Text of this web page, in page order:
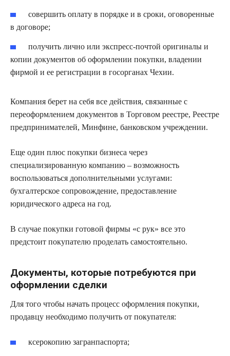
совершить оплату в порядке и в сроки, оговоренные
в договоре;
получить лично или экспресс-почтой оригиналы и
копии документов об оформлении покупки, владении
фирмой и ее регистрации в госорганах Чехии.
Компания берет на себя все действия, связанные с
переоформлением документов в Торговом реестре, Реестре
предпринимателей, Минфине, банковском учреждении.
Еще один плюс покупки бизнеса через
специализированную компанию – возможность
воспользоваться дополнительными услугами:
бухгалтерское сопровождение, предоставление
юридического адреса на год.
В случае покупки готовой фирмы «с рук» все это
предстоит покупателю проделать самостоятельно.
Документы, которые потребуются при
оформлении сделки
Для того чтобы начать процесс оформления покупки,
продавцу необходимо получить от покупателя:
ксерокопию загранпаспорта;